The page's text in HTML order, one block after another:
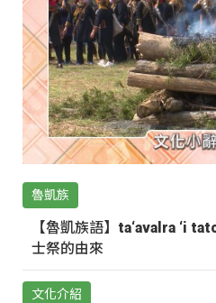
魯凱族
【魯凱族語】ta‘avalra ‘i
士祭的由來
文化介紹